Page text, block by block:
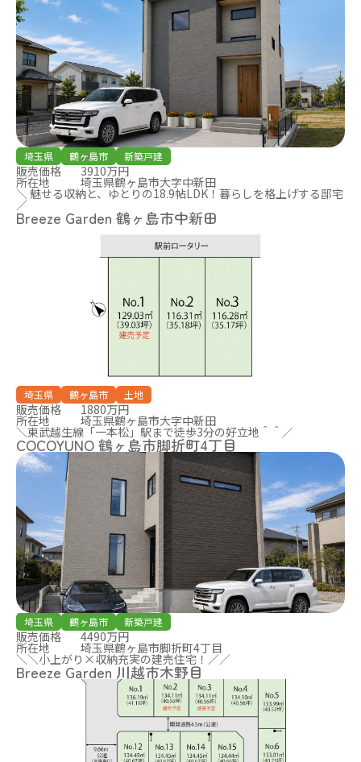
埼玉県 鶴ヶ島市 新築戸建
販売価格 3910万円
所在地 埼玉県鶴ヶ島市大字中新田
＼ 魅せる収納と、ゆとりの18.9帖LDK！暮らしを格上げする邸宅
／
Breeze Garden 鶴ヶ島市中新田
埼玉県 鶴ヶ島市 土地
販売価格 1880万円
所在地 埼玉県鶴ヶ島市大字中新田
＼東武越生線「一本松」駅まで徒歩3分の好立地＾＾／
COCOYUNO 鶴ヶ島市脚折町4丁目
埼玉県 鶴ヶ島市 新築戸建
販売価格 4490万円
所在地 埼玉県鶴ヶ島市脚折町4丁目
＼＼小上がり×収納充実の建売住宅！／／
Breeze Garden 川越市木野目